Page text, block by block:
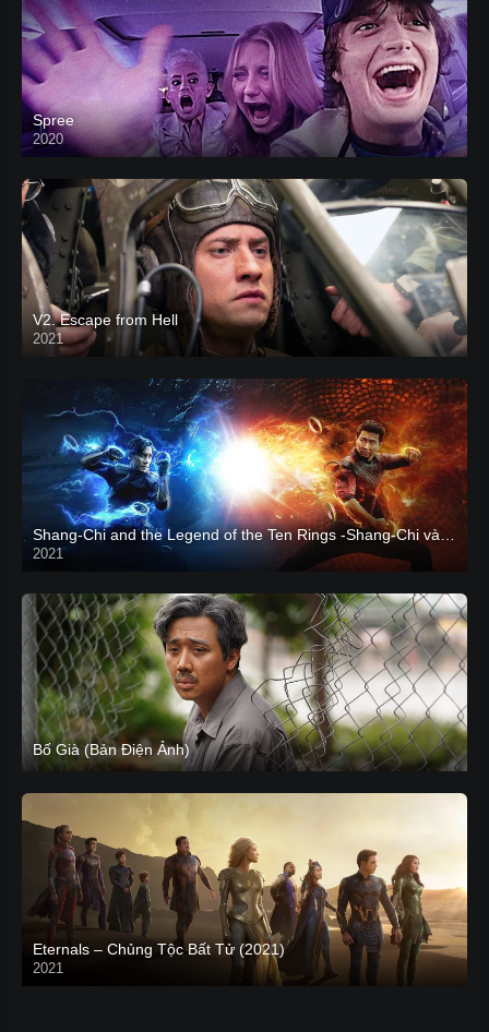
Spree
2020
V2. Escape from Hell
2021
2021
CAM
Bố Già (Bản Điện Ảnh)
Eternals – Chủng Tộc Bất Tử (2021)
2021
Trailer